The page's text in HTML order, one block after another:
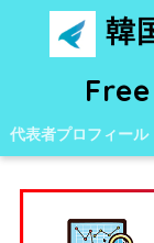
韓
代表者プロフィール